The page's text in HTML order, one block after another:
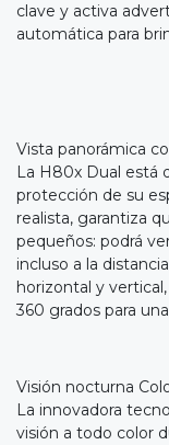
clave y activa
automática para
Vista panorámica
La H80x Dual está
protección de su
realista, garantiza
pequeños: podrá
incluso a la
horizontal y
360 grados para
Visión nocturna
La innovadora
visión a todo color